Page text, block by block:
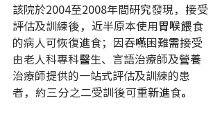
該院於2004至2008年間研究發現，接受
評估及訓練後，近半原本使用胃喉餵食
的病人可恢復進食；因吞嚥困難需接受
由老人科專科醫生、言語治療師及營養
治療師提供的一站式評估及訓練的患
者，約三分之二受訓後可重新進食。